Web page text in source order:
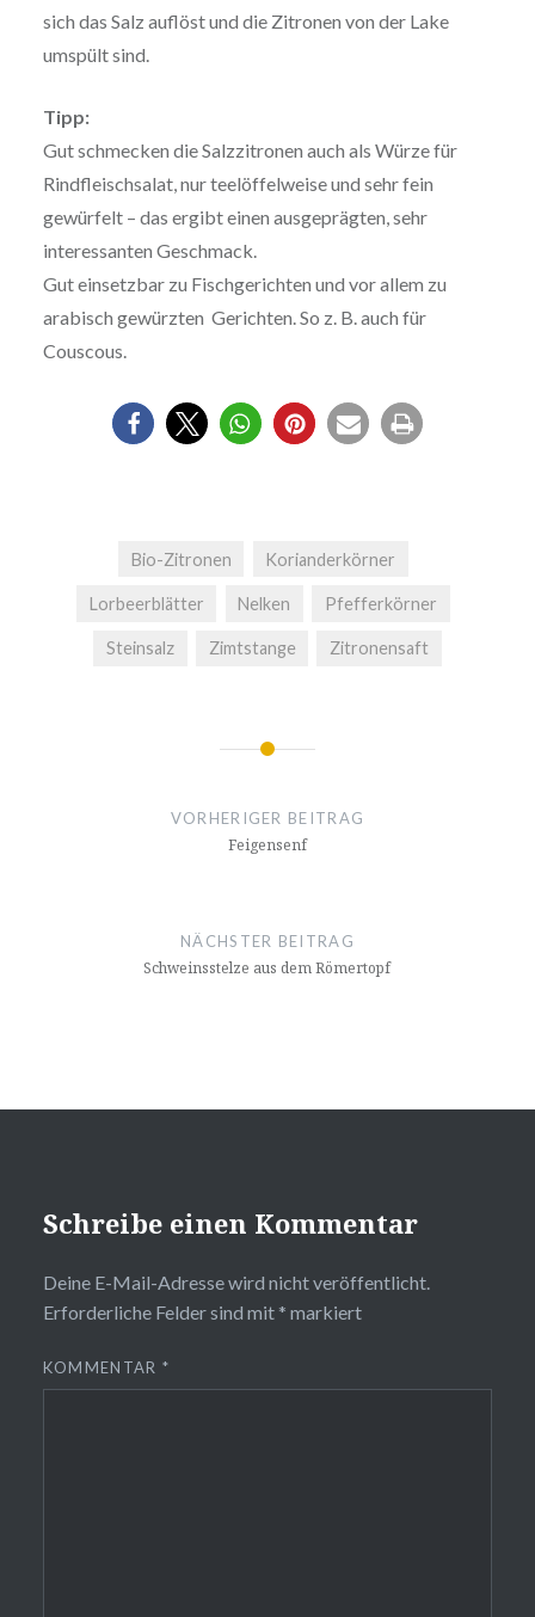
sich das Salz auflöst und die Zitronen von der Lake
umspült sind.
Tipp:
Gut schmecken die Salzzitronen auch als Würze für
Rindfleischsalat, nur teelöffelweise und sehr fein
gewürfelt – das ergibt einen ausgeprägten, sehr
interessanten Geschmack.
Gut einsetzbar zu Fischgerichten und vor allem zu
arabisch gewürzten Gerichten. So z. B. auch für
Couscous.
Bio-Zitronen Korianderkörner
Lorbeerblätter Nelken Pfefferkörner
Steinsalz Zimtstange Zitronensaft
NavigationVORHERIGER BEITRAG
Feigensenf
NÄCHSTER BEITRAG
Schweinsstelze aus dem Römertopf
Schreibe einen Kommentar
Deine E-Mail-Adresse wird nicht veröffentlicht.
Erforderliche Felder sind mit * markiert
KOMMENTAR *